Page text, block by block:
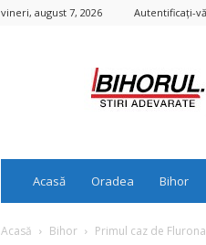
vineri, august 7, 2026 Autentificați-
Acasă Oradea Bihor
Acasă Bihor Primul caz de